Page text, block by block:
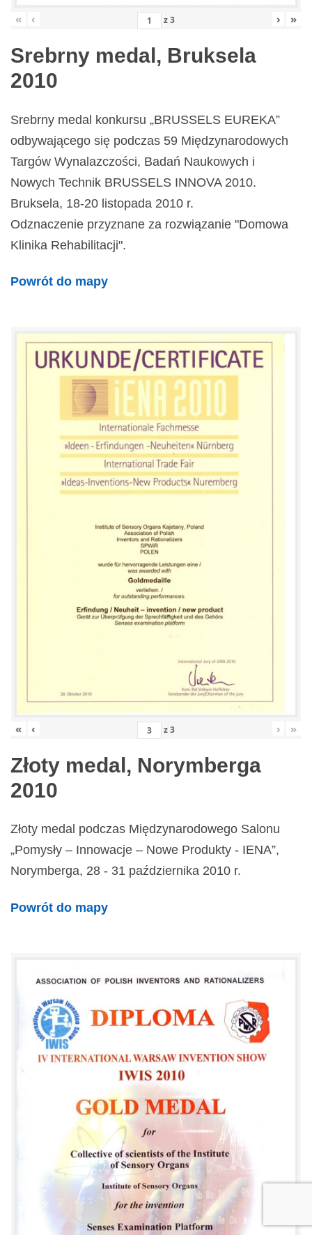
« ‹ z3 › »
Srebrny medal, Bruksela
2010
Srebrny medal konkursu „BRUSSELS EUREKA”
odbywającego się podczas 59 Międzynarodowych
Targów Wynalazczości, Badań Naukowych i
Nowych Technik BRUSSELS INNOVA 2010.
Bruksela, 18-20 listopada 2010 r.
Odznaczenie przyznane za rozwiązanie "Domowa
Klinika Rehabilitacji".
Powrót do mapy
« ‹ z3 › »
Złoty medal, Norymberga
2010
Złoty medal podczas Międzynarodowego Salonu
„Pomysły – Innowacje – Nowe Produkty - IENA”,
Norymberga, 28 - 31 października 2010 r.
Powrót do mapy